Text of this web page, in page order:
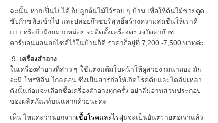
ฉะนั้น หากเป็นไปได้ ก็ปลูกต้นไม้ไว้รอบ ๆ บ้าน เพื่อให้ต้นไม้ช่วยดูด
ซับก๊าซพิษเข้าไป และปล่อยก๊าซบริสุทธิ์สร้างความสดชื่นให้เราดี
กว่า หรือถ้ามีงบมากหน่อย จะติดตั้งเครื่องตรวจวัดค่าก๊าซ
คาร์บอนมอนอกไซด์ไว้ในบ้านก็ดี ราคาก็อยู่ที่ 7,200 -7,500 บาทค่ะ
9. เครื่องสำอาง
ในเครื่องสำอางที่สาว ๆ ใช้แต่งแต้มใบหน้าให้ดูสวยงามน่ามอง มัก
จะมี โพรพิลีน ไกลคอน ซึ่งเป็นสารก่อให้เกิดโรคตับและไตล้มเหลว
ดังนั้นก่อนจะเลือกซื้อเครื่องสำอางทุกครั้ง อย่าลืมอ่านส่วนประกอบ
ของผลิตภัณฑ์บนฉลากด้วยนะคะ
เห็น ไหมคะว่านอกจากเชื้อโรคและไรฝุ่นจะเป็นอันตรายต่อเราแล้ว